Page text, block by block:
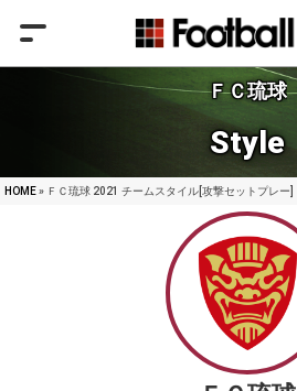
ＦＣ琉球
Style
HOME» ＦＣ琉球 2021 チームスタイル[攻撃セットプレー]